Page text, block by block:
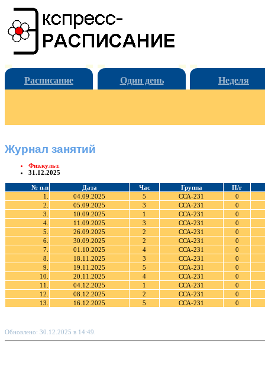
Расписание Один день Неделя
Журнал занятий
Физ.культ.
31.12.2025
№ п.п Дата Час Группа
П/г
1.
04.09.2025 5 ССА-231
0
2.
05.09.2025 3 ССА-231
0
3.
10.09.2025 1 ССА-231
0
4.
11.09.2025 3 ССА-231
0
5.
26.09.2025 2 ССА-231
0
6.
30.09.2025 2 ССА-231
0
7.
01.10.2025 4 ССА-231
0
8.
18.11.2025 3 ССА-231
0
9.
19.11.2025 5 ССА-231
0
10.
20.11.2025 4 ССА-231
0
11.
04.12.2025 1 ССА-231
0
12.
08.12.2025 2 ССА-231
0
13.
16.12.2025 5 ССА-231 0
Обновлено: 30.12.2025 в 14:49.